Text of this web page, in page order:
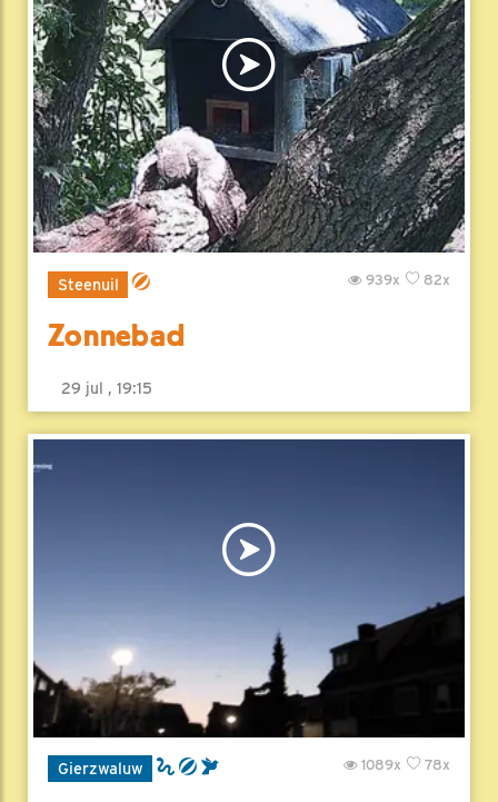
Steenuil 82x
939x
Zonnebad
29 jul , 19:15
Gierzwaluw 78x
1089x